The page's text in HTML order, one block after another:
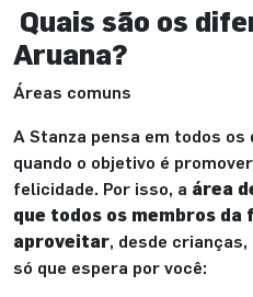
Quais são os
Aruana?
Áreas comuns
A Stanza pensa em todos
quando o objetivo é
felicidade. Por isso, a área
que todos os membros da
aproveitar, desde
só que espera por você: